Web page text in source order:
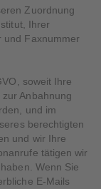
Zuordnung
Ihrer
und Faxnummer
soweit Ihre
Anbahnung
und im
berechtigten
und wir Ihre
tätigen wir
Wenn Sie
E-Mails